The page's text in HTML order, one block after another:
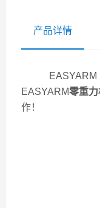
产品详情
EASYARM零重
作！